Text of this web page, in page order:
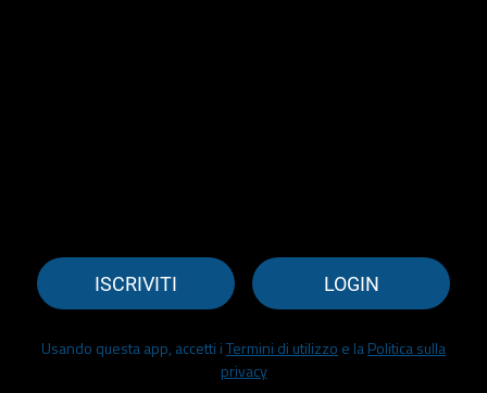
ISCRIVITI LOGIN
Usando questa app, accetti iTermini di utilizzo e laPolitica sulla
privacy